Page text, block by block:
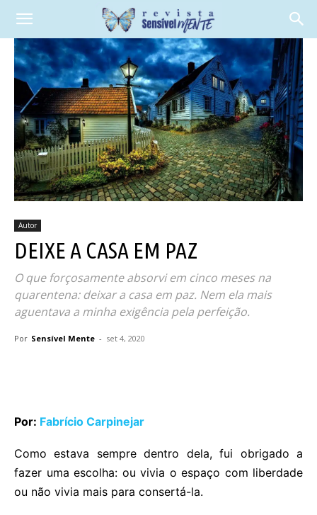
Autor
DEIXE A CASA EM PAZ
O que forçosamente absorvi em cinco meses na
quarentena: deixar a casa em paz. Nem ela mais
aguentava a minha exigência pela perfeição.
Por Sensível Mente - set 4, 2020
Por: Fabrício Carpinejar
Como estava sempre dentro dela, fui obrigado a
fazer uma escolha: ou vivia o espaço com liberdade
ou não vivia mais para consertá-la.